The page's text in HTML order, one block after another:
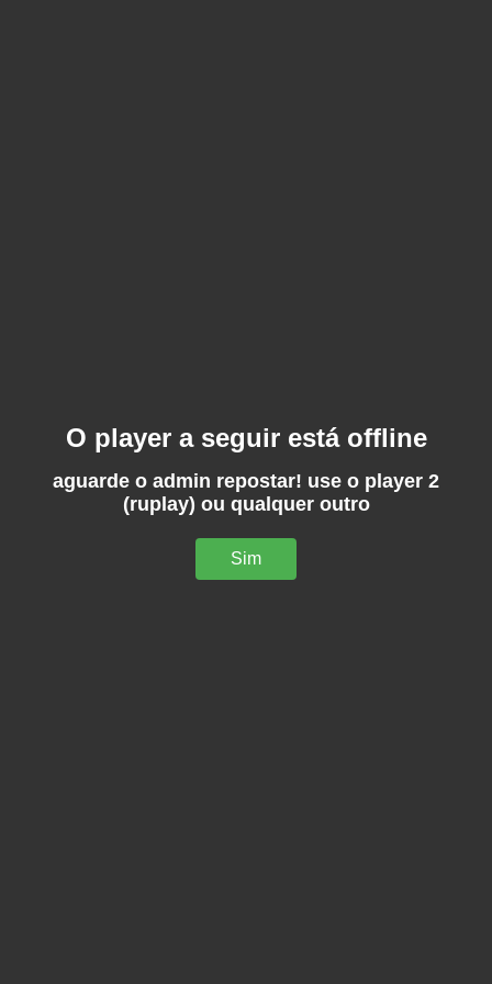
O player a seguir está offline
aguarde o admin repostar! use o player 2
(ruplay) ou qualquer outro
Sim